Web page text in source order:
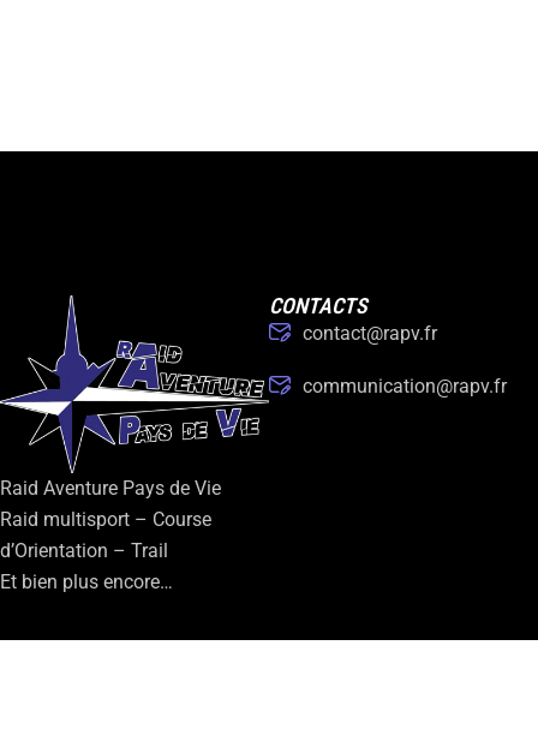
Raid Aventure Pays de Vie
Raid multisport – Course
d’Orientation – Trail
Et bien plus encore…
CONTACTS
contact@rapv.fr
communication@rapv.fr